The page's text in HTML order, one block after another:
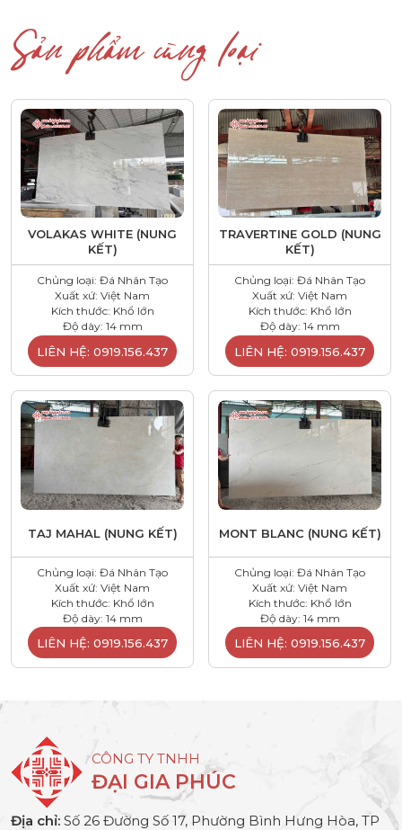
Sản phẩm cùng loại
VOLAKAS WHITE (NUNG
KẾT)
Chủng loại: Đá Nhân Tạo
Xuất xứ: Việt Nam
Kích thước: Khổ lớn
Độ dày: 14 mm
LIÊN HỆ: 0919.156.437
TRAVERTINE GOLD (NUNG
KẾT)
Chủng loại: Đá Nhân Tạo
Xuất xứ: Việt Nam
Kích thước: Khổ lớn
Độ dày: 14 mm
LIÊN HỆ: 0919.156.437
TAJ MAHAL (NUNG KẾT)
Chủng loại: Đá Nhân Tạo
Xuất xứ: Việt Nam
Kích thước: Khổ lớn
Độ dày: 14 mm
LIÊN HỆ: 0919.156.437
MONT BLANC (NUNG KẾT)
Chủng loại: Đá Nhân Tạo
Xuất xứ: Việt Nam
Kích thước: Khổ lớn
Độ dày: 14 mm
LIÊN HỆ: 0919.156.437
CÔNG TY TNHH
ĐẠI GIA PHÚC
Địa chỉ: Số 26 Đường Số 17, Phường Bình Hưng Hòa, TP